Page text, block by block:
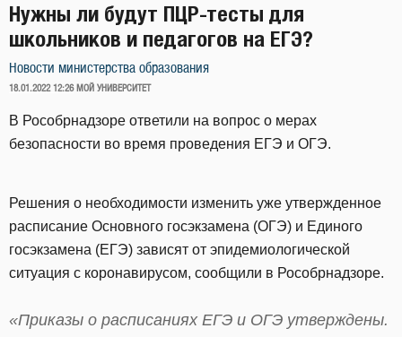
Нужны ли будут ПЦР-тесты для
школьников и педагогов на ЕГЭ?
Новости министерства образования
ОПУБЛИКОВАНО
18.01.2022 12:26 МОЙ УНИВЕРСИТЕТ
В Рособрнадзоре ответили на вопрос о мерах
безопасности во время проведения ЕГЭ и ОГЭ.
Решения о необходимости изменить уже утвержденное
расписание Основного госэкзамена (ОГЭ) и Единого
госэкзамена (ЕГЭ) зависят от эпидемиологической
ситуация с коронавирусом, сообщили в Рособрнадзоре.
«Приказы о расписаниях ЕГЭ и ОГЭ утверждены.